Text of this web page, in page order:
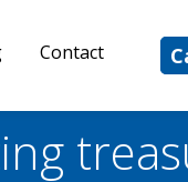
Contact